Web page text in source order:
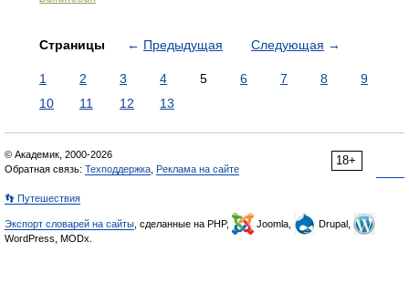
Страницы ← Предыдущая Следующая →
1 2 3 4 5 6 7 8
9
10
11 12 13
18+
© Академик, 2000-2026
Обратная связь: Техподдержка Реклама на сайте
👣 Путешествия
Экспорт словарей на сайты , сделанные на PHP, Joomla,
Drupal,
WordPress, MODx.